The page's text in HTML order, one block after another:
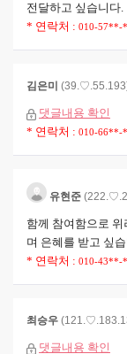
전달하고 싶습니다.
* 연락처 : 010-
김은미
댓글내용 확인
* 연락처 : 010-
유현준
함께 참여함으로
며 은혜를 받고 싶
* 연락처 : 010-
최승우
댓글내용 확인